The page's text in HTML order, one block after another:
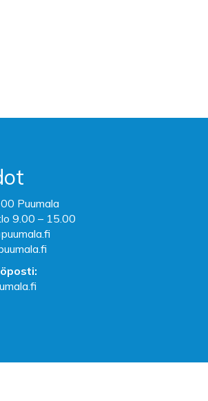
Puumala
9.00 – 15.00